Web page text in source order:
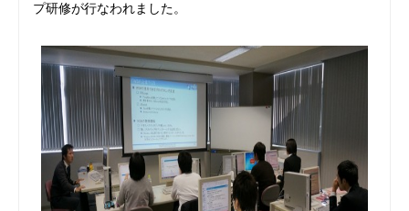
プ研修が行なわれました。